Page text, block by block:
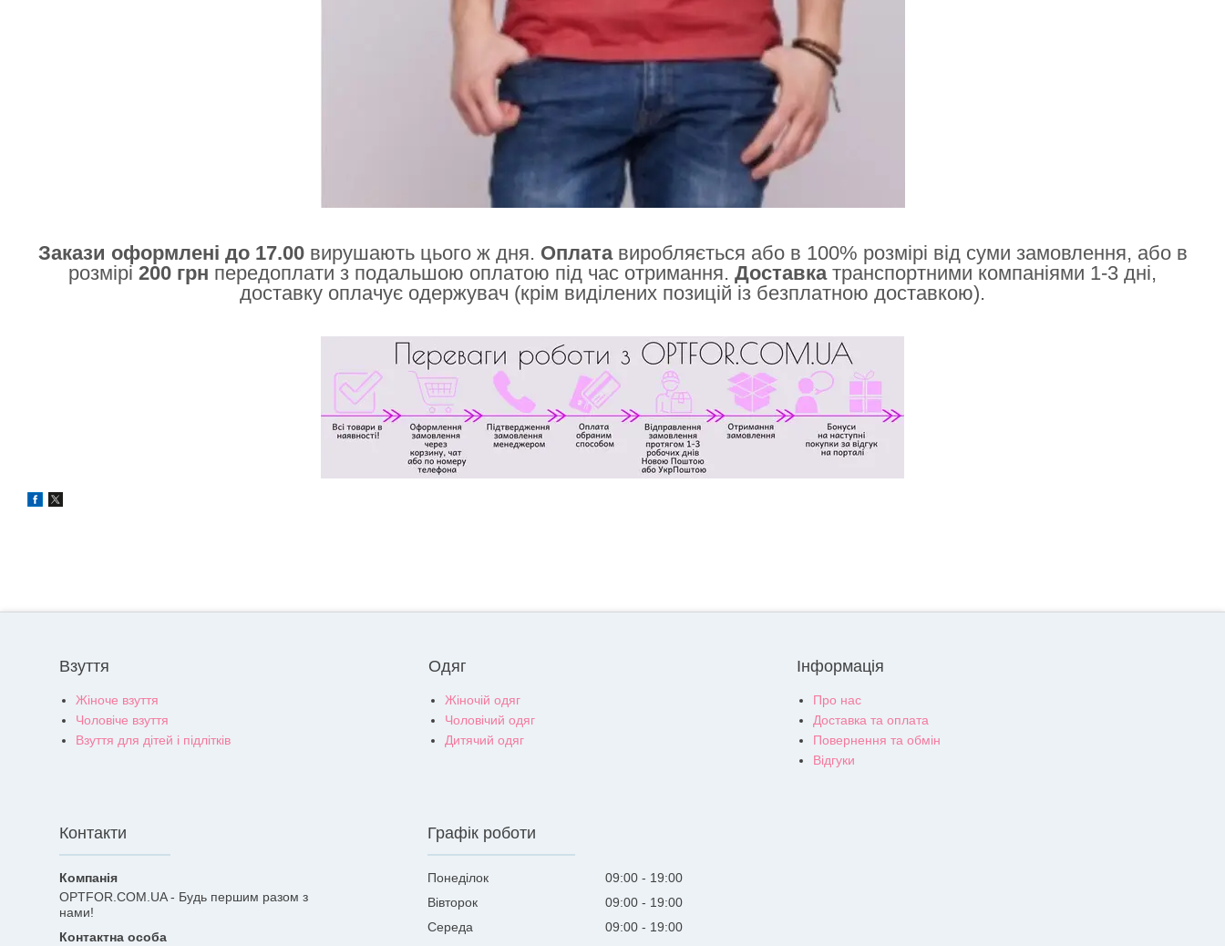
Закази оформлені до 17.00вирушають цього ж дня. Оплатавиробляється або в 100% розмірі від суми замовлення, або в
розмірі 200 грн передоплати з подальшою оплатою під час отримання. Доставкатранспортними компаніями 1-3 дні,
доставку оплачує одержувач (крім виділених позицій із безплатною доставкою).
Взуття
Жіноче взуття
Чоловіче взуття
Взуття для дітей і підлітків
Одяг
Жіночій одяг
Чоловічий одяг
Дитячий одяг
Інформація
Про нас
Доставка та оплата
Повернення та обмін
Відгуки
Контакти
OPTFOR.COM.UA - Будь першим разом з
нами!
Графік роботи
Понеділок 09:00
19:00
Вівторок
09:00
19:00
Середа
09:00
19:00